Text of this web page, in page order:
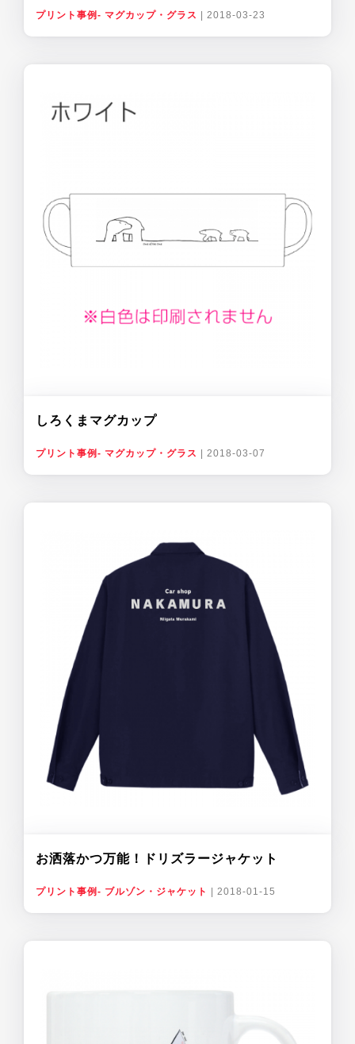
プリント事例- マグカップ・グラス 2018-03-23
しろくまマグカップ
プリント事例- マグカップ・グラス 2018-03-07
お洒落かつ万能！ドリズラージャケット
プリント事例- ブルゾン・ジャケット 2018-01-15